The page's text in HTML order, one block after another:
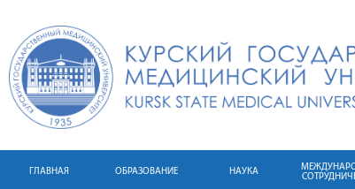
ГЛАВНАЯ ОБРАЗОВАНИЕ НАУКА